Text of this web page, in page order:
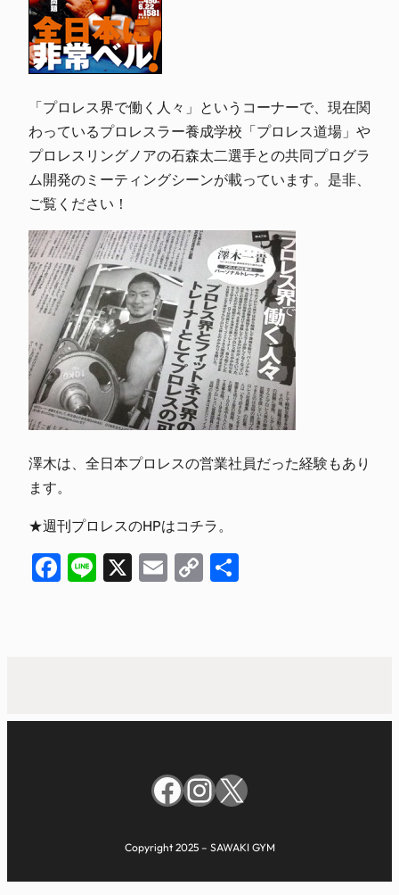
「プロレス界で働く人々」というコーナーで、現在関
わっているプロレスラー養成学校「プロレス道場」や
プロレスリングノアの石森太二選手との共同プログラ
ム開発のミーティングシーンが載っています。是非、
ご覧ください！
澤木は、全日本プロレスの営業社員だった経験もあり
ます。
★週刊プロレスのHPはコチラ。
Facebook
Line
X EmailCopy
Facebook
Instagram
X
Copyright 2025 – SAWAKI GYM